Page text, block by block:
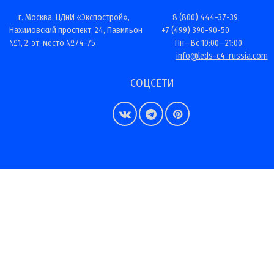
г. Москва, ЦДиИ «Экспострой»,
Нахимовский проспект, 24, Павильон
№1, 2-эт, место №74-75
8 (800) 444-37-39
+7 (499) 390-90-50
Пн—Вс 10:00—21:00
info@leds-c4-russia.com
СОЦСЕТИ